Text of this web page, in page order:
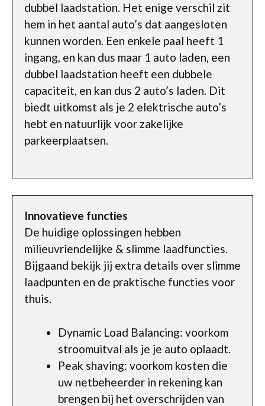
dubbel laadstation. Het enige verschil zit
hem in het aantal auto’s dat aangesloten
kunnen worden. Een enkele paal heeft 1
ingang, en kan dus maar 1 auto laden, een
dubbel laadstation heeft een dubbele
capaciteit, en kan dus 2 auto’s laden. Dit
biedt uitkomst als je 2 elektrische auto’s
hebt en natuurlijk voor zakelijke
parkeerplaatsen.
Innovatieve functies
De huidige oplossingen hebben
milieuvriendelijke & slimme laadfuncties.
Bijgaand bekijk jij extra details over slimme
laadpunten en de praktische functies voor
thuis.
Dynamic Load Balancing: voorkom
stroomuitval als je je auto oplaadt.
Peak shaving: voorkom kosten die
uw netbeheerder in rekening kan
brengen bij het overschrijden van